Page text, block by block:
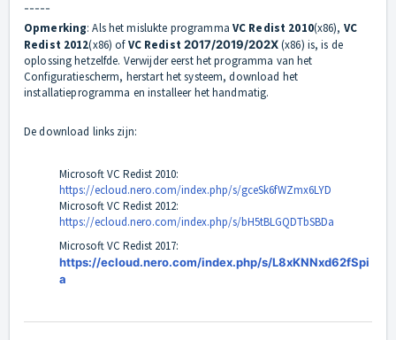
-----
Opmerking: Als het mislukte programma VC Redist 2010(x86), VC
Redist 2012(x86) ofVC Redist2017/2019/202X(x86) is, is de
oplossing hetzelfde. Verwijder eerst het programma van het
Configuratiescherm, herstart het systeem, download het
installatieprogramma en installeer het handmatig.
De download links zijn:
Microsoft VC Redist 2010:
https://ecloud.nero.com/index.php/s/gceSk6fWZmx6LYD
Microsoft VC Redist 2012:
https://ecloud.nero.com/index.php/s/bH5tBLGQDTbSBDa
Microsoft VC Redist 2017:
https://ecloud.nero.com/index.php/s/L8xKNNxd62fSpi
a